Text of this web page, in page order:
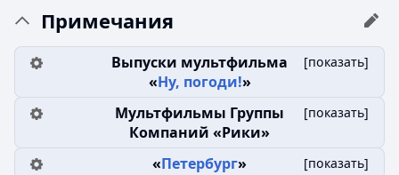
Примечания
[показать]
Выпуски мультфильма
«Ну, погоди!»
[показать]
Мультфильмы Группы
Компаний «Рики»
[показать]
«Петербург»